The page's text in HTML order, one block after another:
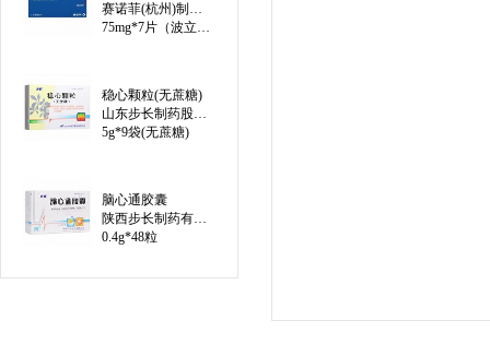
赛诺菲(杭州)制药有限公司
75mg*7片（波立维）
稳心颗粒(无蔗糖)
山东步长制药股份有限公司
5g*9袋(无蔗糖)
脑心通胶囊
陕西步长制药有限公司
0.4g*48粒